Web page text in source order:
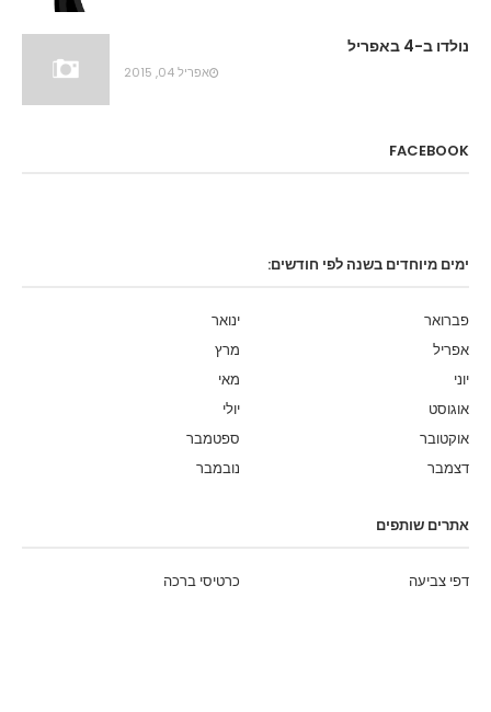
נולדו ב-4 באפריל
אפריל 04, 2015
FACEBOOK
ימים מיוחדים בשנה לפי חודשים:
ינואר
פברואר
מרץ
אפריל
מאי
יוני
יולי
אוגוסט
ספטמבר
אוקטובר
נובמבר
דצמבר
אתרים שותפים
כרטיסי ברכה דפי צביעה